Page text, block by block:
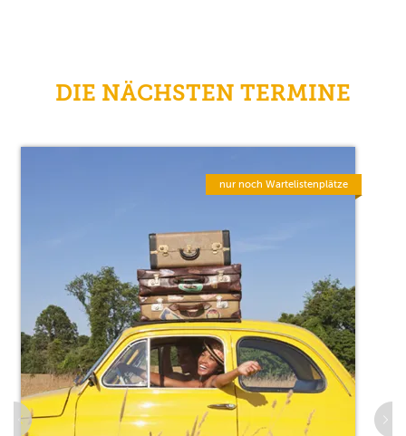
DIE NÄCHSTEN TERMINE
nur noch Wartelistenplätze